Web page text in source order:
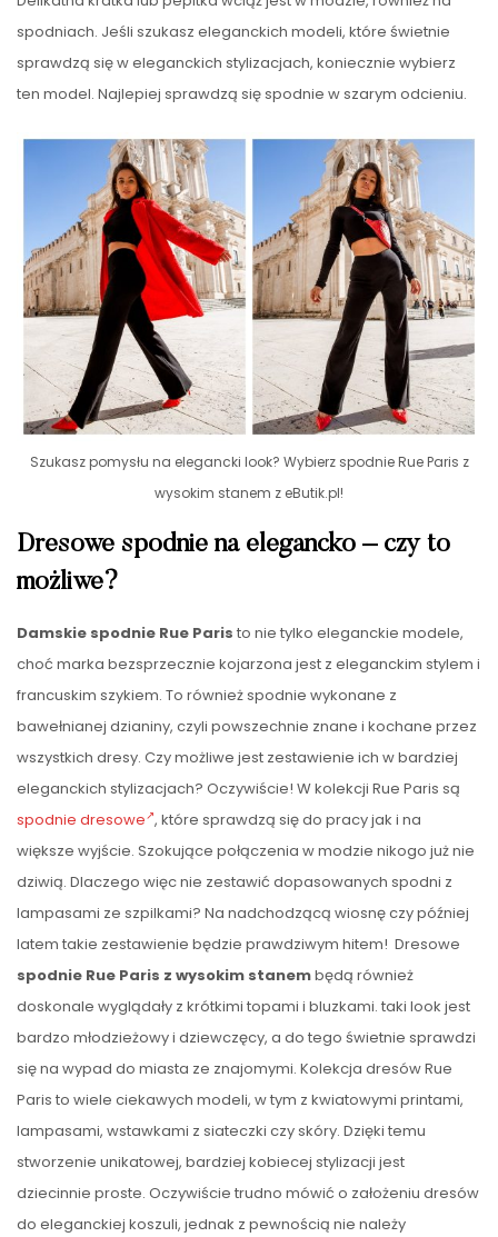
spodniach. Jeśli szukasz eleganckich modeli, które świetnie
sprawdzą się w eleganckich stylizacjach, koniecznie wybierz
ten model. Najlepiej sprawdzą się spodnie w szarym odcieniu.
Szukasz pomysłu na elegancki look? Wybierz spodnie Rue Paris z
wysokim stanem z eButik.pl!
Dresowe spodnie na elegancko – czy to
możliwe?
Damskie spodnie Rue Paris to nie tylko eleganckie modele,
choć marka bezsprzecznie kojarzona jest z eleganckim stylem i
francuskim szykiem. To również spodnie wykonane z
bawełnianej dzianiny, czyli powszechnie znane i kochane przez
wszystkich dresy. Czy możliwe jest zestawienie ich w bardziej
eleganckich stylizacjach? Oczywiście! W kolekcji Rue Paris są
spodnie dresowe , które sprawdzą się do pracy jak i na
większe wyjście. Szokujące połączenia w modzie nikogo już nie
dziwią. Dlaczego więc nie zestawić dopasowanych spodni z
lampasami ze szpilkami? Na nadchodzącą wiosnę czy później
latem takie zestawienie będzie prawdziwym hitem! Dresowe
spodnie Rue Paris z wysokim stanembędą również
doskonale wyglądały z krótkimi topami i bluzkami. taki look jest
bardzo młodzieżowy i dziewczęcy, a do tego świetnie sprawdzi
się na wypad do miasta ze znajomymi. Kolekcja dresów Rue
Paris to wiele ciekawych modeli, w tym z kwiatowymi printami,
lampasami, wstawkami z siateczki czy skóry. Dzięki temu
stworzenie unikatowej, bardziej kobiecej stylizacji jest
dziecinnie proste. Oczywiście trudno mówić o założeniu dresów
do eleganckiej koszuli, jednak z pewnością nie należy